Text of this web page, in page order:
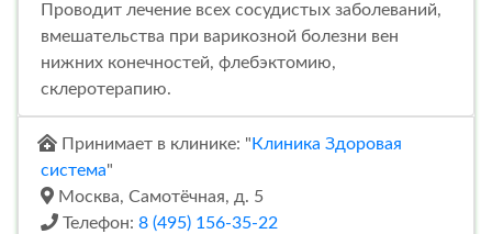
Проводит лечение всех сосудистых заболеваний,
вмешательства при варикозной болезни вен
нижних конечностей, флебэктомию,
склеротерапию.
Принимает в клинике: " Клиника Здоровая
система"
Москва, Самотёчная, д. 5
Телефон: 8 (495) 156-35-22